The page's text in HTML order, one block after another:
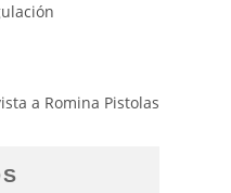
a Romina Pistolas